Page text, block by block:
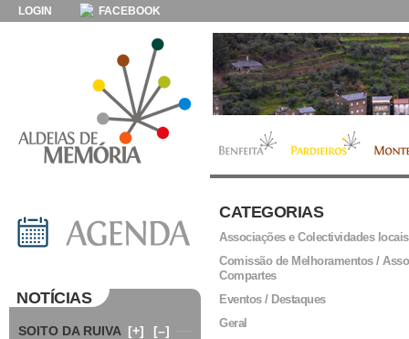
LOGIN FACEBOOK
CATEGORIAS
Associações e Colectividades locais
Comissão de Melhoramentos /
Compartes
Eventos / Destaques
Geral
NOTÍCIAS
SOITO DA RUIVA [+] [–]